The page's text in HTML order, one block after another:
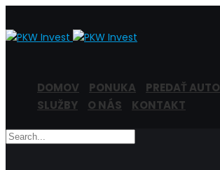
DOMOV PONUKA PREDAŤ AUTO
SLUŽBY
O NÁS KONTAKT